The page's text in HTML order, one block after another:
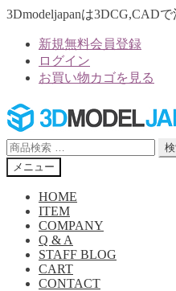
3Dmodeljapanは3DCG,CAD
新規無料会員登録
ログイン
お買い物カゴを見る
ナ
ビ
ゲ
ー
シ
コ
ン
テ
ン
ツ
検
索
対
メニュー
HOME
ITEM
COMPANY
Q & A
STAFF BLOG
CART
CONTACT